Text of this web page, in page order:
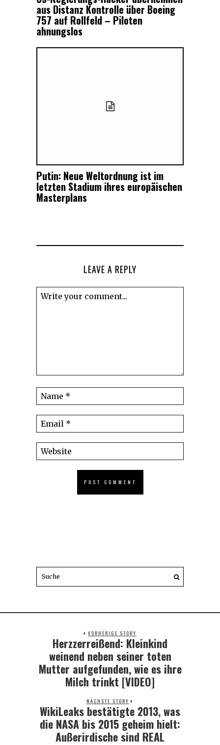
aus Distanz Kontrolle über Boeing
757 auf Rollfeld – Piloten
ahnungslos
Putin: Neue Weltordnung ist im
letzten Stadium ihres europäischen
Masterplans
LEAVE A REPLY
VORHERIGE STORY
Previous
Herzzerreißend: Kleinkind
weinend neben seiner toten
Mutter aufgefunden, wie es ihre
Milch trinkt [VIDEO]
NÄCHSTE STORY
Next
post:
WikiLeaks bestätigte 2013, was
die NASA bis 2015 geheim hielt:
Außerirdische sind REAL